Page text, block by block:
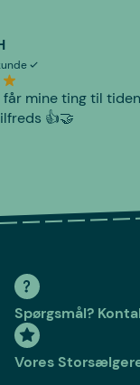
får mine ting til
👍🤝
Spørgsmål?
Vores